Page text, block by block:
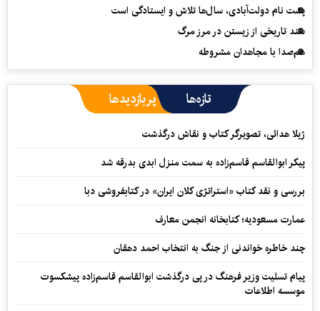
پشت نام دولت‌آبادی، سال‌ها تلاش و ایستادگی است
سند تاریخی از زیستن در مرز مرگ
هم‌صدا با مجاهدان مشروطه
تازه‌ها پربازدیدها
ژیلا هدائی، تصویرگر کتاب و نقاش درگذشت
پیکر ابوالقاسم قاسم‌زاده به سمت منزل ابدی بدرقه شد
بررسی و نقد کتاب «استراتژی کلان ایران» در کتابفروشی دبا
عمارت مسعودیه؛ کتابخانه انجمن معارف
چند خاطره خواندنی از جنگ به انتخاب احمد دهقان
پیام تسلیت وزیر فرهنگ در پی درگذشت ابوالقاسم قاسم‌زاده پیشکسوت
موسسه اطلاعات